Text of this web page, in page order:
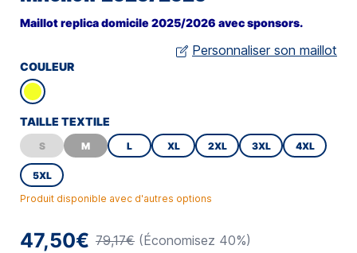
Maillot replica domicile 2025/2026 avec sponsors.
Personnaliser son maillot
COULEUR
TAILLE TEXTILE
S M L XL 2XL 3XL 4XL
5XL
Produit disponible avec d'autres options
47,50€ 79,17€ (Économisez 40%)